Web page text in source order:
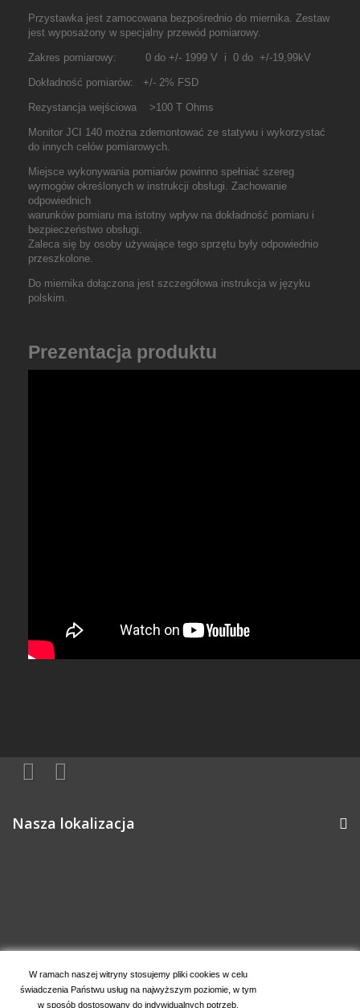
Przystawka jest zamocowana bezpośrednio do miernika. Zestaw
jest wyposażony w specjalny przewód pomiarowy.
Zakres pomiarowy: 0 do +/- 1999 V i 0 do +/-19,99kV
Dokładność pomiarów: +/- 2% FSD
Rezystancja wejściowa >100 T Ohms
Monitor JCI 140 można zdemontować ze statywu i wykorzystać
do innych celów pomiarowych.
Miejsce wykonywania pomiarów powinno spełniać szereg
wymogów określonych w instrukcji obsługi. Zachowanie
odpowiednich
warunków pomiaru ma istotny wpływ na dokładność pomiaru i
bezpieczeństwo obsługi.
Zaleca się by osoby używające tego sprzętu były odpowiednio
przeszkolone.
Do miernika dołączona jest szczegółowa instrukcja w języku
polskim.
Prezentacja produktu
W ramach naszej witryny stosujemy pliki cookies w celu
świadczenia Państwu usług na najwyższym poziomie, w tym
w sposób dostosowany do indywidualnych potrzeb.
Nasza lokalizacja
Moje konto